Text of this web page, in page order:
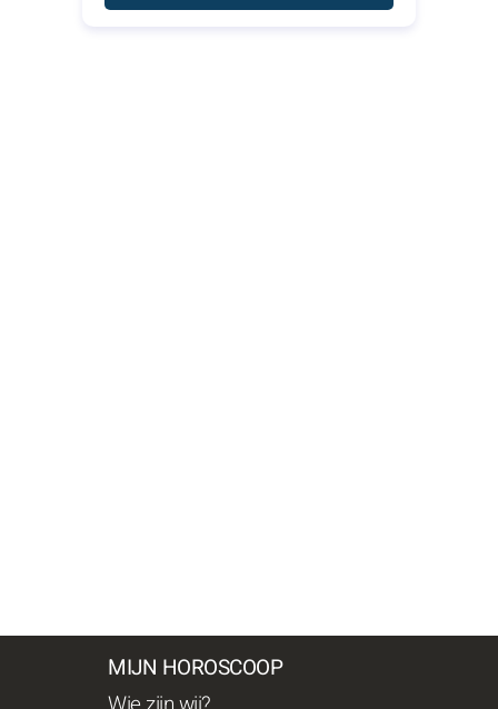
MIJN HOROSCOOP